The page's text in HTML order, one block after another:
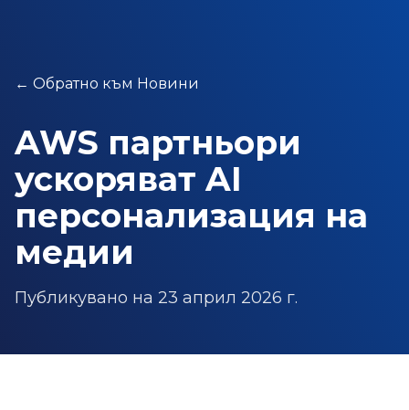
← Обратно към Новини
AWS партньори
ускоряват AI
персонализация на
медии
Публикувано на 23 април 2026 г.